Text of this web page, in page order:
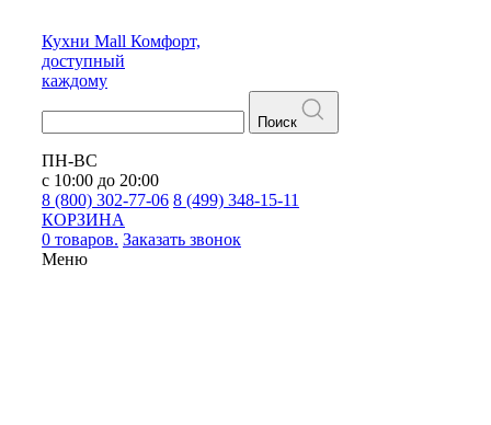
Кухни Mall Комфорт,
доступный
каждому
Поиск
ПН-ВС
с 10:00 до 20:00
8 (800) 302-77-06 8 (499) 348-15-11
КОРЗИНА
0 товаров. Заказать звонок
Меню